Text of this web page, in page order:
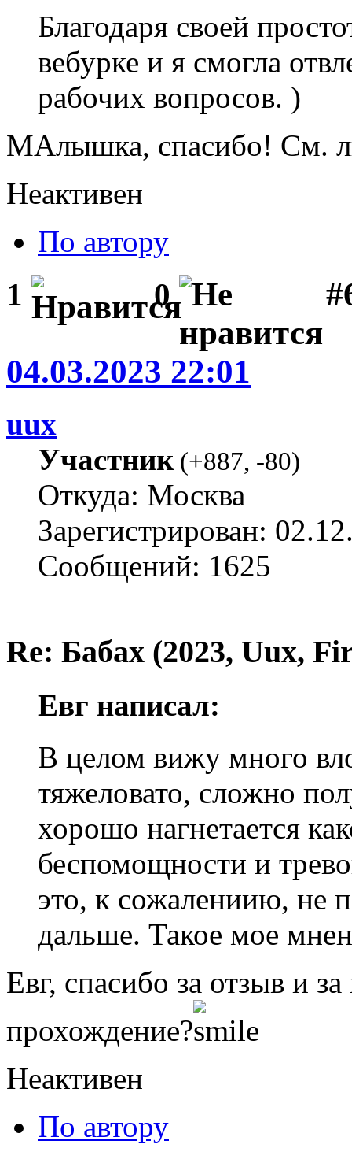
Благодаря своей
вебурке и я смогла
рабочих вопросов. )
МАлышка, спасибо! См.
Неактивен
По автору
1 0
04.03.2023 22:01
uux
Участник(+887, -80)
Откуда: Москва
Зарегистрирован:
Сообщений: 1625
Re: Бабах (2023, Uux,
Евг написал:
В целом вижу много
тяжеловато, сложно
хорошо нагнетается
беспомощности и
это, к сожалениию, не
дальше. Такое мое
Евг, спасибо за отзыв и
прохождение?
Неактивен
По автору